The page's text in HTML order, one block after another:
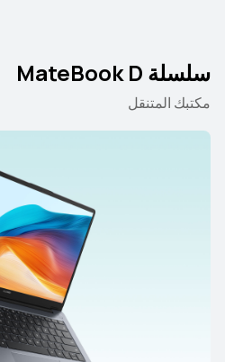
سلسلة MateBook D
مكتبك المتنقل